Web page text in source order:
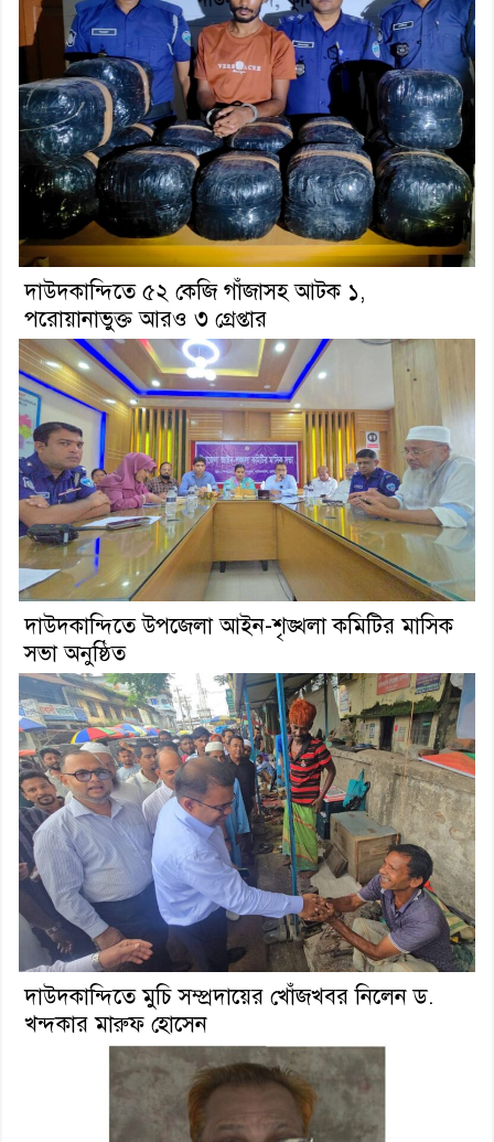
দাউদকান্দিতে ৫২ কেজি গাঁজাসহ আটক ১,
পরোয়ানাভুক্ত আরও ৩ গ্রেপ্তার
দাউদকান্দিতে উপজেলা আইন-শৃঙ্খলা কমিটির মাসিক
সভা অনুষ্ঠিত
দাউদকান্দিতে মুচি সম্প্রদায়ের খোঁজখবর নিলেন ড.
খন্দকার মারুফ হোসেন